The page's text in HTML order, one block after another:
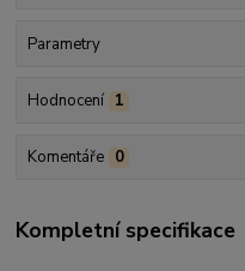
Parametry
Hodnocení 1
Komentáře 0
Kompletní specifikace